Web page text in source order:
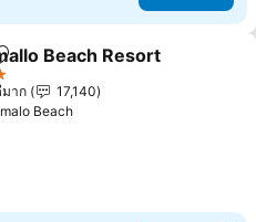
พิ่มในรายการโปรด
Beach Resort
าก
17,140
Beach